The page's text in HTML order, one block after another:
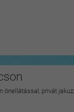
önellátással, privát